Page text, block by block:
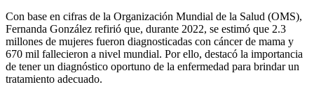
Con base en cifras de la Organización Mundial de la Salud (OMS),
Fernanda González refirió que, durante 2022, se estimó que 2.3
millones de mujeres fueron diagnosticadas con cáncer de mama y
670 mil fallecieron a nivel mundial. Por ello, destacó la importancia
de tener un diagnóstico oportuno de la enfermedad para brindar un
tratamiento adecuado.